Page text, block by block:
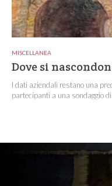
MISCELLANEA
Dove si
I dati aziendali restano una
partecipanti a una sondaggio